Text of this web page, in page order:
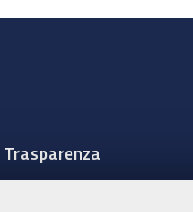
Trasparenza